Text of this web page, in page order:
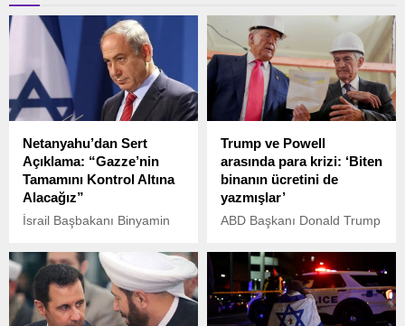
Netanyahu’dan Sert
Açıklama: “Gazze’nin
Tamamını Kontrol Altına
Alacağız”
İsrail Başbakanı Binyamin
medyada yayımladığı
videolu mesajda, Gazze
Şeridi’nin tamamen işgal
edileceğini duyurarak
Trump ve Powell
arasında para krizi: ‘Biten
binanın ücretini de
yazmışlar’
ABD Başkanı Donald Trump
(Fed) Başkanı Jerome
Powell arasındaki gerilim,
Federal Rezerv binasının
yenileme maliyetleri